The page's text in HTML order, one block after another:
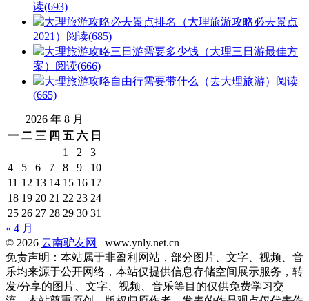
读(693)
大理旅游攻略必去景点排名（大理旅游攻略必去景点
2021） 阅读(685)
大理旅游攻略三日游需要多少钱（大理三日游最佳方
案） 阅读(666)
大理旅游攻略自由行需要带什么（去大理旅游） 阅读
(665)
2026 年 8 月
一 二 三 四 五 六 日
1
2
3
4
5 6 7 8 9
10
11 12 13 14 15 16 17
18 19 20 21 22 23 24
25 26 27 28 29 30 31
« 4 月
© 2026 云南驴友网
www.ynly.net.cn
免责声明：本站属于非盈利网站，部分图片、文字、视频、音
乐均来源于公开网络，本站仅提供信息存储空间展示服务，转
发/分享的图片、文字、视频、音乐等目的仅供免费学习交